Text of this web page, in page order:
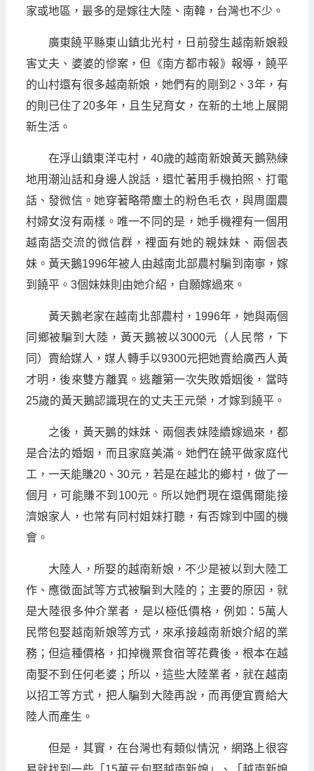
家或地區，最多的是嫁往大陸、南韓，台灣也不少。
廣東饒平縣東山鎮北光村，日前發生越南新娘殺
害丈夫、婆婆的慘案，但《南方都市報》報導，饒平
的山村還有很多越南新娘，她們有的剛到2、3年，有
的則已住了20多年，且生兒育女，在新的土地上展開
新生活。
在浮山鎮東洋屯村，40歲的越南新娘黃天鵝熟練
地用潮汕話和身邊人說話，還忙著用手機拍照、打電
話、發微信。她穿著略帶塵土的粉色毛衣，與周圍農
村婦女沒有兩樣。唯一不同的是，她手機裡有一個用
越南語交流的微信群，裡面有她的親妹妹、兩個表
妹。黃天鵝1996年被人由越南北部農村騙到南寧，嫁
到饒平。3個妹妹則由她介紹，自願嫁過來。
黃天鵝老家在越南北部農村，1996年，她與兩個
同鄉被騙到大陸，黃天鵝被以3000元（人民幣，下
同）賣給媒人，媒人轉手以9300元把她賣給廣西人黃
才明，後來雙方離異。逃離第一次失敗婚姻後，當時
25歲的黃天鵝認識現在的丈夫王元榮，才嫁到饒平。
之後，黃天鵝的妹妹、兩個表妹陸續嫁過來，都
是合法的婚姻，而且家庭美滿。她們在饒平做家庭代
工，一天能賺20、30元，若是在越北的鄉村，做了一
個月，可能賺不到100元。所以她們現在還偶爾能接
濟娘家人，也常有同村姐妹打聽，有否嫁到中國的機
會。
大陸人，所娶的越南新娘，不少是被以到大陸工
作、應徵面試等方式被騙到大陸的；主要的原因，就
是大陸很多仲介業者，是以極低價格，例如：5萬人
民幣包娶越南新娘等方式，來承接越南新娘介紹的業
務；但這種價格，扣掉機票食宿等花費後，根本在越
南娶不到任何老婆；所以，這些大陸業者，就在越南
以招工等方式，把人騙到大陸再說，而再便宜賣給大
陸人而產生。
但是，其實，在台灣也有類似情況，網路上很容